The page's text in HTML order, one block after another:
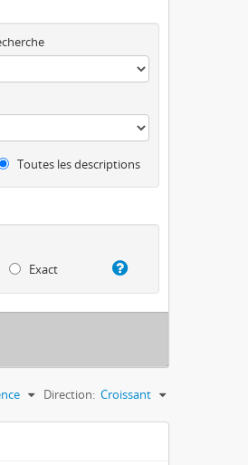
Toutes les descriptions
Exact
Direction: Croissant